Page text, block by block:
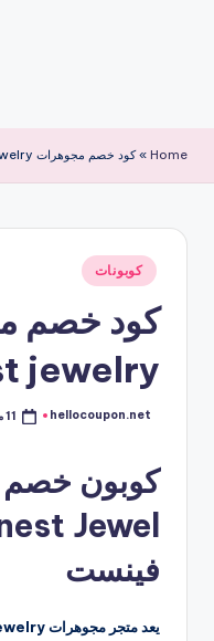
Home
»كود خصم مجوهرات finest jewelry
نُشر
في
كوبونات
كود خصم
jewelry
تمّ
hellocoupon.net 11 مارس 2024
كوبون
فينست